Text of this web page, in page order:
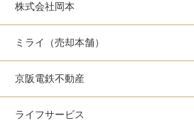
株式会社岡本
ミライ（売却本舗）
京阪電鉄不動産
ライフサービス